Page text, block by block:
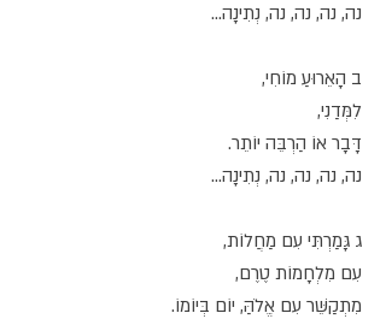
נה, נה, נה, נה, נְתִינָה...
ב הָאֵרוּעַ מוֹחִי,
לִמְּדַנִי,
דָּבָר אוֹ הַרְבֵּה יוֹתֵר.
נה, נה, נה, נה, נְתִינָה...
ג גָּמַרְתִּי עִם מַחֲלוֹת,
עִם מִלְחָמוֹת טֶרֶם,
מִתְקַשֵּׁר עִם אֱלֹהַּ, יוֹם בְּיוֹמוֹ.